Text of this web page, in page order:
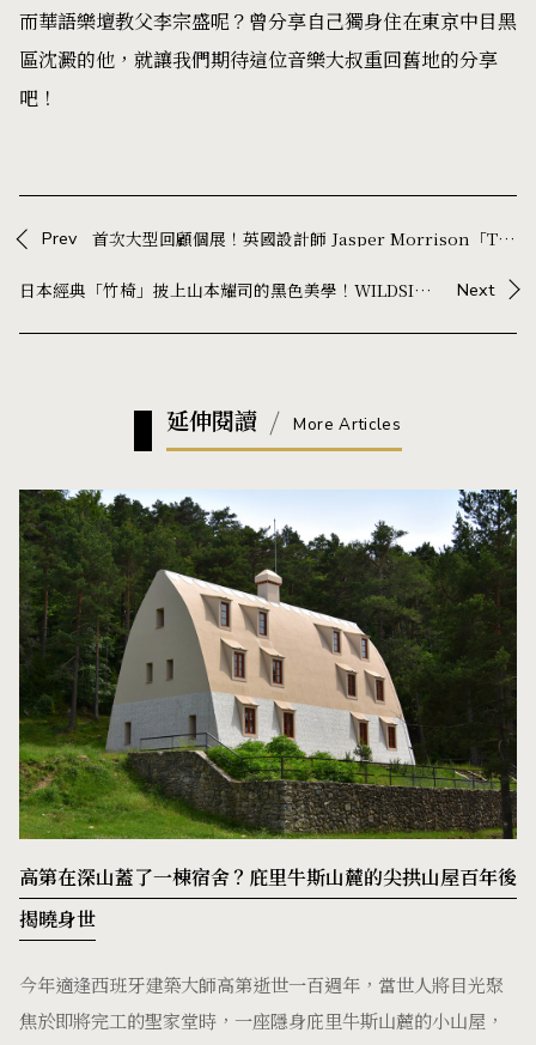
而華語樂壇教父李宗盛呢？曾分享自己獨身住在東京中目黑
區沈澱的他，就讓我們期待這位音樂大叔重回舊地的分享
吧！
Prev 首次大型回顧個展！英國設計師 Jasper Morrison「Thingness」比利時登場
日本經典「竹椅」披上山本耀司的黑色美學！WILDSIDE 攜手三越製作所，重新演繹近 90 年家具名作 Next
延伸閱讀 More Articles
高第在深山蓋了一棟宿舍？庇里牛斯山麓的尖拱山屋百年後
揭曉身世
今年適逢西班牙建築大師高第逝世一百週年，當世人將目光聚
焦於即將完工的聖家堂時，一座隱身庇里牛斯山麓的小山屋，